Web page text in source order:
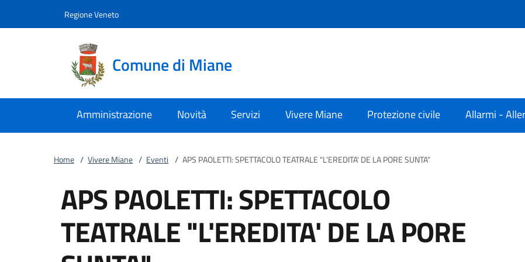
Regione Veneto
Comune di Miane
Amministrazione Novità Servizi Vivere Miane Protezione civile Allarmi -
Home / Vivere Miane / Eventi / APS PAOLETTI: SPETTACOLO TEATRALE "L'EREDITA' DE LA PORE SUNTA"
APS PAOLETTI: SPETTACOLO
TEATRALE "L'EREDITA' DE LA PORE